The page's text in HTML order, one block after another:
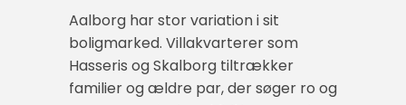
Aalborg har stor variation i sit
boligmarked. Villakvarterer som
Hasseris og Skalborg tiltrækker
familier og ældre par, der søger ro og